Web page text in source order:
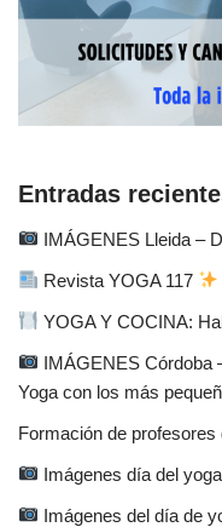
Entradas
IMÁGENES Lleida –
Revista YOGA 117
YOGA Y COCINA:
IMÁGENES Córdoba
Yoga con los más
Formación de profesores
Imágenes día del
Imágenes del día de